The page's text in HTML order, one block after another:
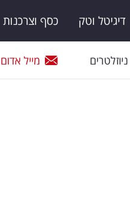
דיגיטל וטק כסף וצרכנות
ניוזלטרים מייל אדום